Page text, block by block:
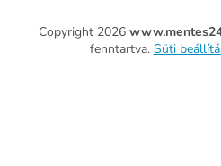
Copyright 2026
fenntartva. Süti